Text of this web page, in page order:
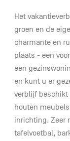
Het
groen en de
charmante en
plaats - een
een
en kunt u er
verblijf beschikt
houten
inrichting. Zeer
tafelvoetbal,